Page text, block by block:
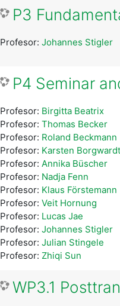
P3
Profesor: Johannes Stigler
P4 Seminar
Profesor: Birgitta Beatrix
Profesor: Thomas Becker
Profesor: Roland Beckmann
Profesor: Karsten Borgwardt
Profesor: Annika Büscher
Profesor: Nadja Fenn
Profesor: Klaus Förstemann
Profesor: Veit Hornung
Profesor: Lucas Jae
Profesor: Johannes Stigler
Profesor: Julian Stingele
Profesor: Zhiqi Sun
WP3.1